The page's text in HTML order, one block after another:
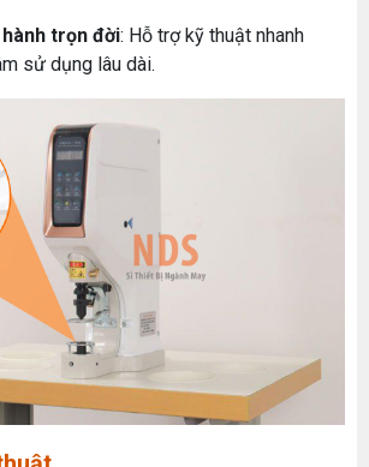
trọn đời: Hỗ trợ kỹ thuật nhanh
sử dụng lâu dài.